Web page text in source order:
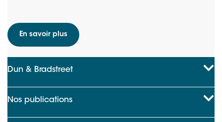
En savoir plus
Dun & Bradstreet
Nos publications